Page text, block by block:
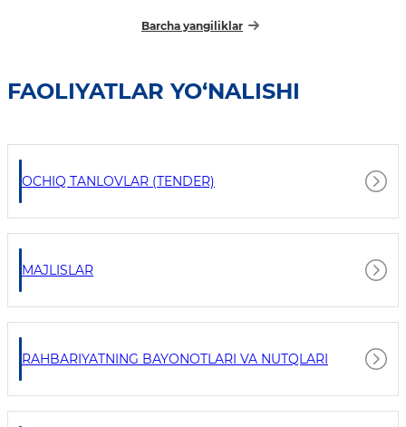
Barcha yangiliklar
FAOLIYATLAR YO‘NALISHI
OCHIQ TANLOVLAR (TENDER)
MAJLISLAR
RAHBARIYATNING BAYONOTLARI VA NUTQLARI